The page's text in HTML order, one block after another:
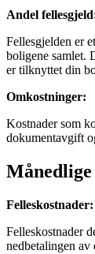
Andel fellesgjeld
Fellesgjelden er
boligene samlet.
er tilknyttet din
Omkostninger:
Kostnader som
dokumentavgift
Felleskostnader:
Felleskostnader
nedbetalingen av